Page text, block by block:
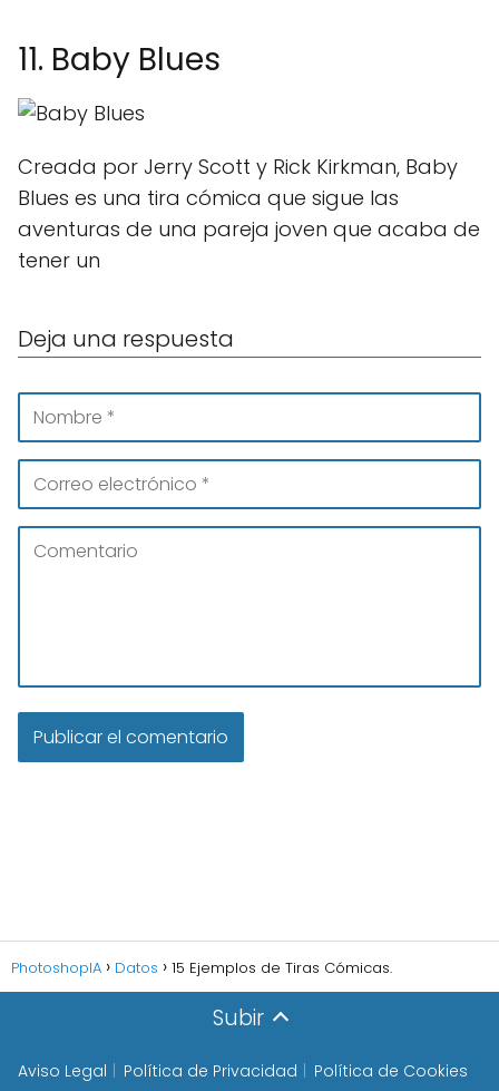
11. Baby Blues
Creada por Jerry Scott y Rick Kirkman, Baby
Blues es una tira cómica que sigue las
aventuras de una pareja joven que acaba de
tener un
Deja una respuesta
PhotoshopIA Datos 15 Ejemplos de Tiras Cómicas.
Subir
Aviso Legal Política de Privacidad Política de Cookies